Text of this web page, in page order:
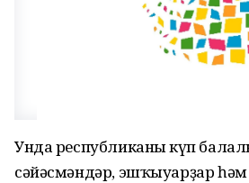
Унда республиканың күп
сәйәсмәндәр, эшҡыуарҙар һәм